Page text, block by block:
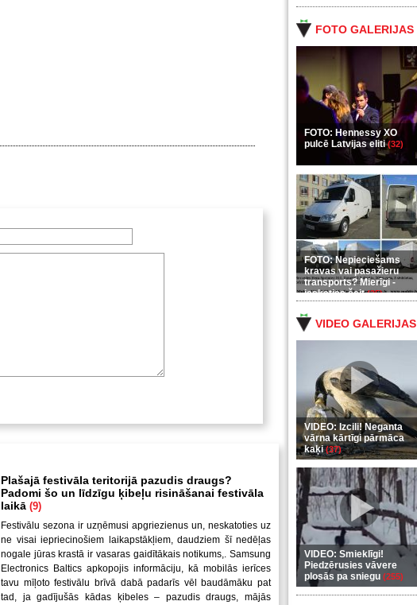
FOTO GALERIJAS
FOTO: Hennessy XO
pulcē Latvijas eliti(32)
FOTO: Nepieciešams
kravas vai pasažieru
transports? Mierīgi -
ieskaties šeit(35)
VIDEO GALERIJAS
VIDEO: Izcili! Neganta
vārna kārtīgi pārmāca
kaķi(37)
VIDEO: Smieklīgi!
Piedzērusies vāvere
plosās pa sniegu (255)
Plašajā festivāla teritorijā pazudis draugs?
Padomi šo un līdzīgu ķibeļu risināšanai festivāla
laikā (9)
Festivālu sezona ir uzņēmusi apgriezienus un, neskatoties uz
ne visai iepriecinošiem laikapstākļiem, daudziem šī nedēļas
nogale jūras krastā ir vasaras gaidītākais notikums,. Samsung
Electronics Baltics apkopojis informāciju, kā mobilās ierīces
tavu mīļoto festivālu brīvā dabā padarīs vēl baudāmāku pat
tad, ja gadījušās kādas ķibeles – pazudis draugs, mājās